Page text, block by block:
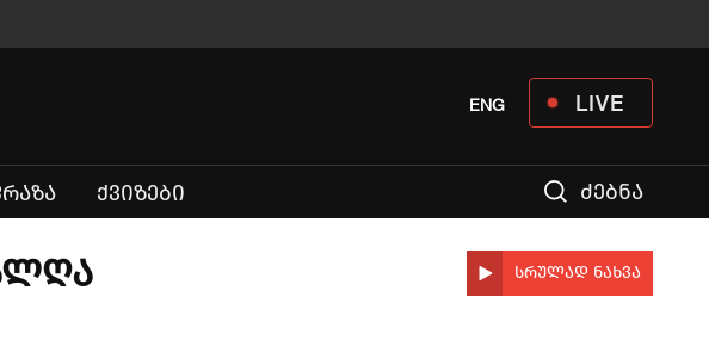
LIVE
ENG
ᲥᲕᲘᲖᲔᲑᲘ ძებნა
სრულად ნახვა